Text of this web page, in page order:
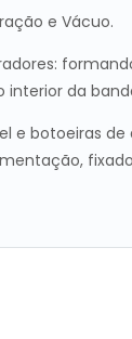
e Vácuo.
interior da
e botoeiras